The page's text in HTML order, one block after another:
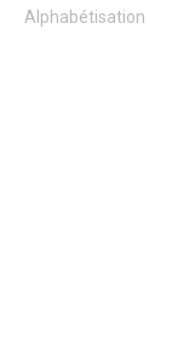
Alphabétisation